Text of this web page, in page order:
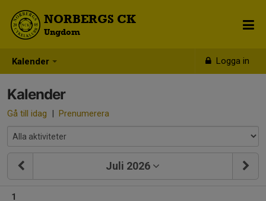
Kalender Logga in
NORBERGS CK
Ungdom
Kalender
Gå till idag | Prenumerera
Juli 2026
1